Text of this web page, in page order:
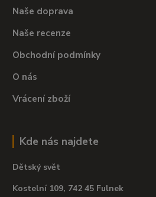
Naše doprava
Naše recenze
Obchodní podmínky
O nás
Vrácení zboží
Kde nás najdete
Dětský svět
Kostelní 109, 742 45 Fulnek